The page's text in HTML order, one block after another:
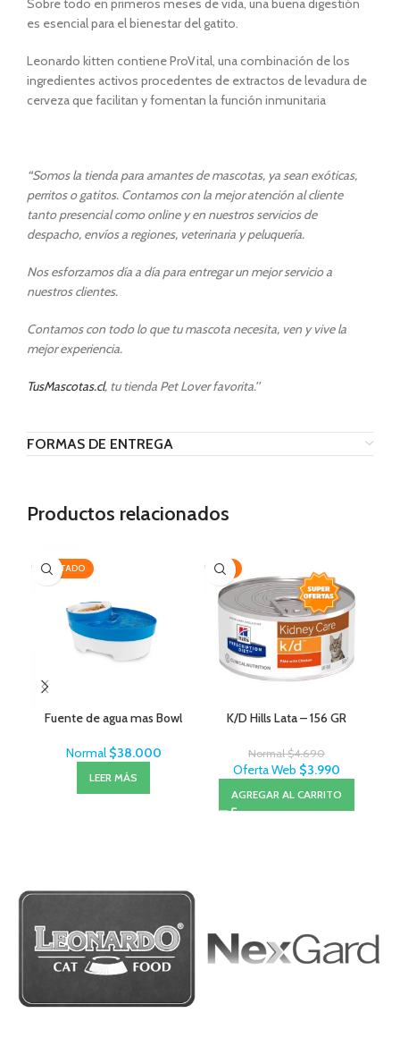
Sobre todo en primeros meses de vida, una buena digestión
es esencial para el bienestar del gatito.
Leonardo kitten contiene ProVital, una combinación de los
ingredientes activos procedentes de extractos de levadura de
cerveza que facilitan y fomentan la función inmunitaria
“Somos la tienda para amantes de mascotas, ya sean exóticas,
perritos o gatitos. Contamos con la mejor atención al cliente
tanto presencial como online y en nuestros servicios de
despacho, envíos a regiones, veterinaria y peluquería.
Nos esforzamos día a día para entregar un mejor servicio a
nuestros clientes.
Contamos con todo lo que tu mascota necesita, ven y vive la
mejor experiencia.
TusMascotas.cl, tu tienda Pet Lover favorita.’’
FORMAS DE ENTREGA
Productos relacionados
AGOTADO
Fuente de agua mas Bowl
Normal $38.000
LEER MÁS
-15%
K/D Hills Lata – 156 GR
Normal$4.690
Oferta Web $3.990
AGREGAR AL CARRITO